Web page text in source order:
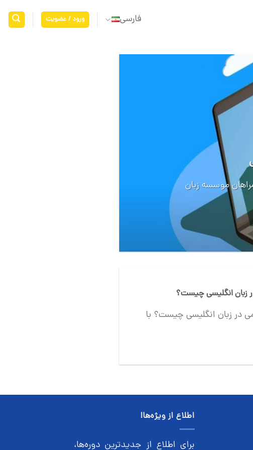
فارسی ورود / عضویت
موسسه زبان
زبان انگلیسی چیست؟
در زبان انگلیسی چیست؟ با
اطلاع از ویژه‌ها!
برای اطلاع از جدیدترین دوره‌ها،